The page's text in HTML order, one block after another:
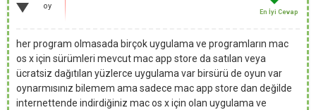
oy
En İyi Cevap
her program olmasada birçok uygulama ve programların mac
os x için sürümleri mevcut mac app store da satılan veya
ücratsiz dağıtılan yüzlerce uygulama var birsürü de oyun var
oynarmısınız bilemem ama sadece mac app store dan değilde
internettende indirdiğiniz mac os x için olan uygulama ve